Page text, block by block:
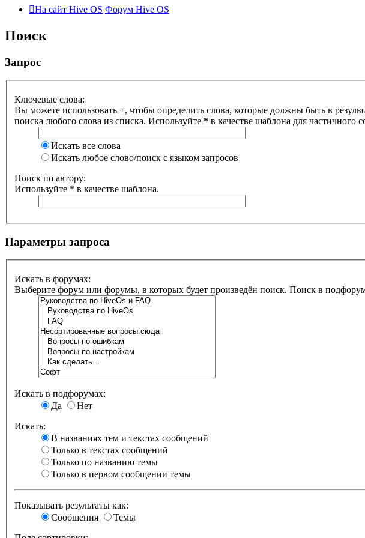
На сайт Hive OS Форум Hive OS
Поиск
Запрос
Ключевые слова:
Вы можете использовать +, чтобы определить слова, которые должны быть в
поиска любого слова из списка. Используйте * в качестве шаблона для частичного
Искать все слова
Искать любое слово/поиск с языком запросов
Поиск по автору:
Используйте * в качестве шаблона.
Параметры запроса
Искать в форумах:
Выберите форум или форумы, в которых будет произведён поиск. Поиск в
Искать в подфорумах:
Да
Нет
Искать:
В названиях тем и текстах сообщений
Только в текстах сообщений
Только по названию темы
Только в первом сообщении темы
Показывать результаты как:
Сообщения
Темы